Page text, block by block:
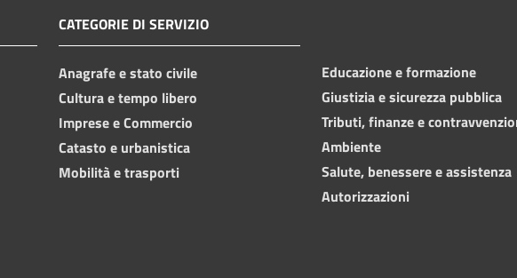
CATEGORIE DI SERVIZIO
Anagrafe e stato civile
Cultura e tempo libero
Imprese e Commercio
Catasto e urbanistica
Mobilità e trasporti
Educazione e formazione
Giustizia e sicurezza pubblica
Tributi, finanze e
Ambiente
Salute, benessere e assistenza
Autorizzazioni